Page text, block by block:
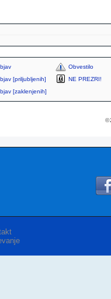
Obvestilo
[priljubljenih]
NE PREZRI!
[zaklenjenih]
©